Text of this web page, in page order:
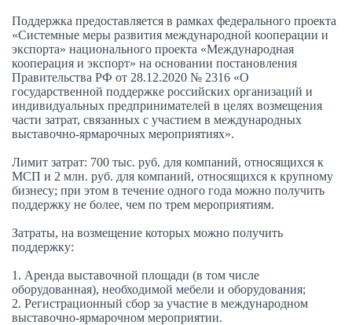
Поддержка предоставляется в рамках федерального проекта
«Системные меры развития международной кооперации и
экспорта» национального проекта «Международная
кооперация и экспорт» на основании постановления
Правительства РФ от 28.12.2020 № 2316 «О
государственной поддержке российских организаций и
индивидуальных предпринимателей в целях возмещения
части затрат, связанных с участием в международных
выставочно-ярмарочных мероприятиях».
Лимит затрат: 700 тыс. руб. для компаний, относящихся к
МСП и 2 млн. руб. для компаний, относящихся к крупному
бизнесу; при этом в течение одного года можно получить
поддержку не более, чем по трем мероприятиям.
Затраты, на возмещение которых можно получить
поддержку:
1. Аренда выставочной площади (в том числе
оборудованная), необходимой мебели и оборудования;
2. Регистрационный сбор за участие в международном
выставочно-ярмарочном мероприятии.